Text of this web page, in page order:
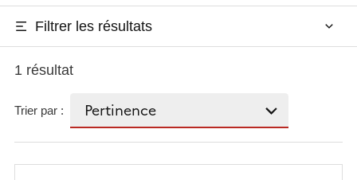
Filtrer les résultats
1 résultat
Trier par :